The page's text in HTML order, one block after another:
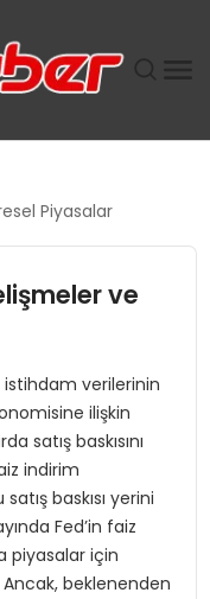
HEDEF
Piyasalar
ve
istihdam verilerinin
ilişkin
satış baskısını
indirim
baskısı yerini
Fed’in faiz
piyasalar için
beklenenden